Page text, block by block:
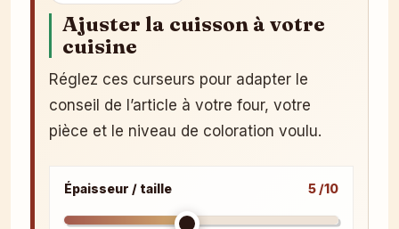
Ajuster la cuisson à votre
cuisine
Réglez ces curseurs pour adapter le
conseil de l’article à votre four, votre
pièce et le niveau de coloration voulu.
Épaisseur / taille 5 /10